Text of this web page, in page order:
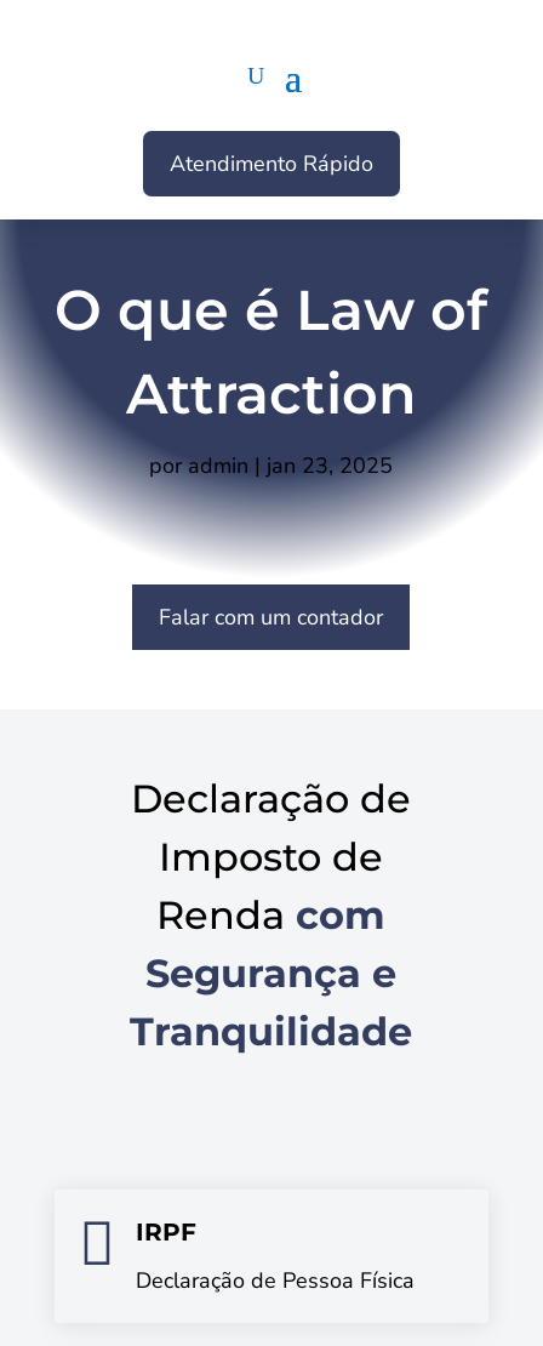
Atendimento Rápido
O que é Law of
Attraction
poradmin | jan 23, 2025
Falar com um contador
Declaração de
Imposto de
Renda com
Segurança e
Tranquilidade

IRPF
Declaração de Pessoa Física